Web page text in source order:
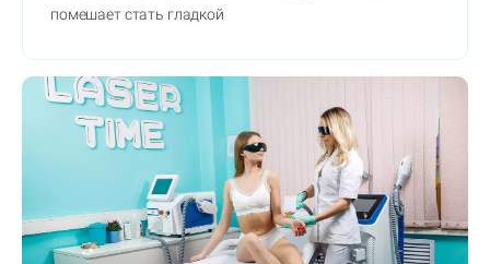
помешает стать гладкой